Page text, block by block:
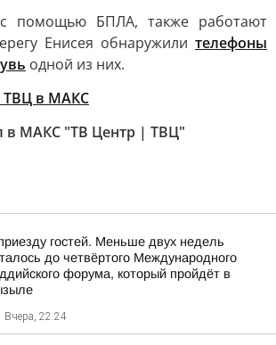
помощью БПЛА, также работают
Енисея обнаружили телефоны
одной из них.
ТВЦ в МАКС
в МАКС "ТВ Центр | ТВЦ"
гостей. Меньше двух недель
до четвёртого Международного
форума, который пройдёт в
Вчера, 22:24